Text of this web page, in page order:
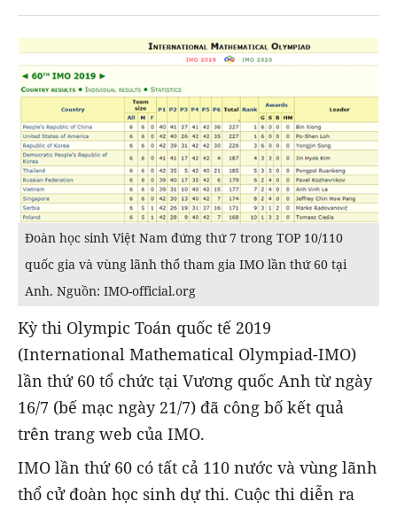
Đoàn học sinh Việt Nam đứng thứ 7 trong TOP 10/110
quốc gia và vùng lãnh thổ tham gia IMO lần thứ 60 tại
Anh. Nguồn: IMO-official.org
Kỳ thi Olympic Toán quốc tế 2019
(International Mathematical Olympiad-IMO)
lần thứ 60 tổ chức tại Vương quốc Anh từ ngày
16/7 (bế mạc ngày 21/7) đã công bố kết quả
trên trang web của IMO.
IMO lần thứ 60 có tất cả 110 nước và vùng lãnh
thổ cử đoàn học sinh dự thi. Cuộc thi diễn ra